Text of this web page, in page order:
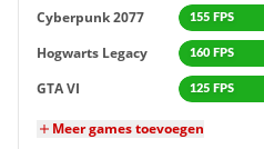
Cyberpunk 2077 155 FPS
Hogwarts Legacy 160 FPS
GTA VI 125 FPS
Meer games toevoegen